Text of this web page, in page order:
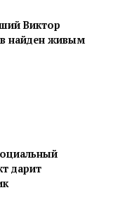
Виктор
найден живым
дарит